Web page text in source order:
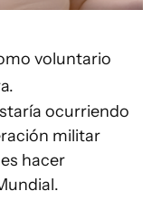
voluntario
ocurriendo
militar
hacer